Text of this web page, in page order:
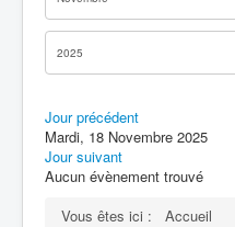
Jour précédent
Mardi, 18 Novembre 2025
Jour suivant
Aucun évènement trouvé
Vous êtes ici :
Accueil